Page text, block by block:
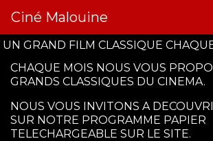
Ciné Malouine
UN GRAND FILM CLASSIQUE
CHAQUE MOIS NOUS VOUS
GRANDS CLASSIQUES DU CINEMA.
NOUS VOUS INVITONS A
SUR NOTRE PROGRAMME PAPIER
TELECHARGEABLE SUR LE SITE.